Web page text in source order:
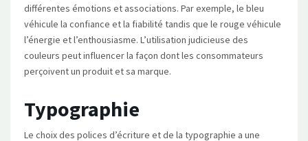
différentes émotions et associations. Par exemple, le bleu
véhicule la confiance et la fiabilité tandis que le rouge véhicule
l’énergie et l’enthousiasme. L’utilisation judicieuse des
couleurs peut influencer la façon dont les consommateurs
perçoivent un produit et sa marque.
Typographie
Le choix des polices d’écriture et de la typographie a une